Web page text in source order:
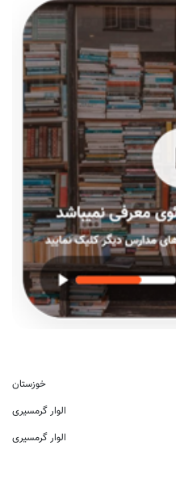
خوزستان
الوار گرمسیری
الوار گرمسیری